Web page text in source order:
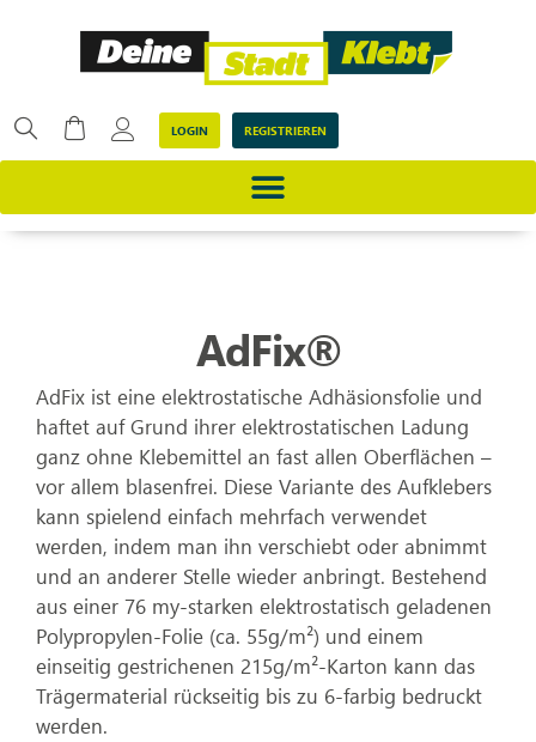
LOGIN REGISTRIEREN
AdFix®
AdFix ist eine elektrostatische Adhäsionsfolie und
haftet auf Grund ihrer elektrostatischen Ladung
ganz ohne Klebemittel an fast allen Oberflächen –
vor allem blasenfrei. Diese Variante des Aufklebers
kann spielend einfach mehrfach verwendet
werden, indem man ihn verschiebt oder abnimmt
und an anderer Stelle wieder anbringt. Bestehend
aus einer 76 my-starken elektrostatisch geladenen
Polypropylen-Folie (ca. 55g/m²) und einem
einseitig gestrichenen 215g/m²-Karton kann das
Trägermaterial rückseitig bis zu 6-farbig bedruckt
werden.